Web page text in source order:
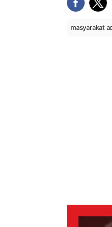
masyarakat